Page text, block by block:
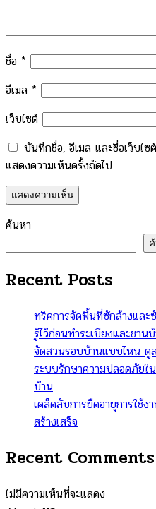
ชื่อ *
อีเมล *
เว็บไซต์
บันทึกชื่อ, อีเมล และชื่อเว็บไ
แสดงความเห็นครั้งถัดไป
ค้นหา
Recent Posts
ทริคการจัดพื้นที่ซักล้างและ
รู้ไว้ก่อนทำระเบียงและชาน
จัดสวนรอบบ้านแบบไหน ดู
ระบบรักษาความปลอดภัย
บ้าน
เคล็ดลับการยืดอายุการใช้
สร้างเสร็จ
Recent Comments
ไม่มีความเห็นที่จะแสดง